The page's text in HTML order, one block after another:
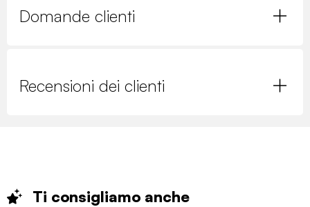
Domande clienti
Recensioni dei clienti
Ti consigliamo anche